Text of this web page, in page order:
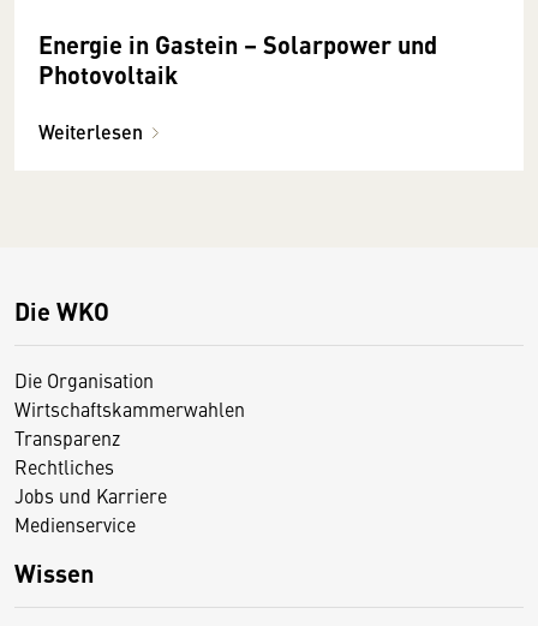
Energie in Gastein – Solarpower und
Photovoltaik
Weiterlesen
Die WKO
Die Organisation
Wirtschaftskammerwahlen
Transparenz
Rechtliches
Jobs und Karriere
Medienservice
Wissen